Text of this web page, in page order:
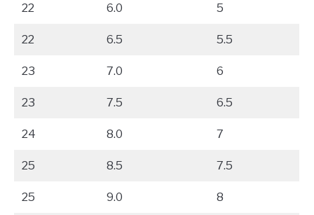
22 6.0 5
22 6.5 5.5
23 7.0 6
23 7.5 6.5
24 8.0 7
25 8.5 7.5
25 9.0 8